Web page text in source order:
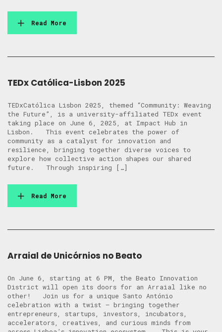
Read More
TEDx Católica-Lisbon 2025
TEDxCatólica Lisbon 2025, themed “Community: Weaving
the Future”, is a university-affiliated TEDx event
taking place on June 6, 2025, at Impact Hub in
Lisbon. This event celebrates the power of
community as a catalyst for innovation and
resilience, bringing together diverse voices to
explore how collective action shapes our shared
future. Through inspiring […]
Read More
Arraial de Unicórnios no Beato
On June 6, starting at 6 PM, the Beato Innovation
District will open its doors for an Arraial like no
other! Join us for a unique Santo António
celebration with a twist — bringing together
entrepreneurs, startups, investors, incubators,
accelerators, creatives, and curious minds from